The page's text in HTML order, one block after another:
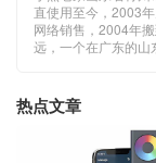
直使用至今，2003
网络销售，2004年
远，一个在广东的山
热点文章